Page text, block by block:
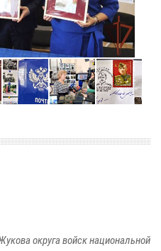
округа войск национальной